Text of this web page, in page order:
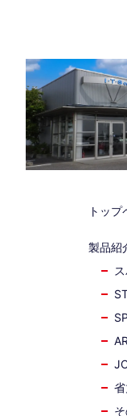
トップ
製品紹